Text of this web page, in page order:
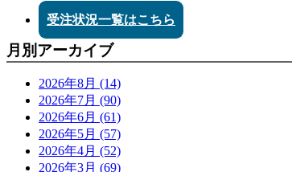
受注状況一覧はこちら
月別アーカイブ
2026年8月 (14)
2026年7月 (90)
2026年6月 (61)
2026年5月 (57)
2026年4月 (52)
2026年3月 (69)